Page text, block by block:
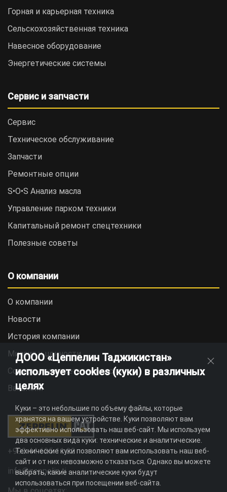
Горная и карьерная техника
Сельскохозяйственная техника
Навесное оборудование
Энергетические системы
Сервис и запчасти
Сервис
Техническое обслуживание
Запчасти
Ремонтные опции
S•O•S Анализ масла
Управление парком техники
Капитальный ремонт спецтехники
Полезные советы
О компании
О компании
Новости
История компании
Миссия и ценности
Социальная ответственность
Вакансии
+992 44 625 11 22
info@zeppelin.tj
ДООО «Цеппелин Таджикистан»
использует cookies (куки) в различных
целях
Куки – это небольшие по объему файлы, которые
хранятся на вашем устройстве. Куки позволяют вам
эффективно использовать наш веб-сайт. Мы используем
два основных вида куки: технические и аналитические.
Технические куки позволяют вам использовать наш веб-
сайт и от них невозможно отказаться. Однако вы можете
выбрать, какие аналитические куки будут
использоваться при посещении веб-сайта.